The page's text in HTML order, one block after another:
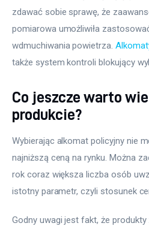
zdawać sobie sprawę, że
pomiarowa umożliwiła
wdmuchiwania powietrza.
także system kontroli blokujący
Co jeszcze warto
produkcie?
Wybierając alkomat policyjny nie
najniższą ceną na rynku. Można
rok coraz większa liczba osób
istotny parametr, czyli stosunek
Godny uwagi jest fakt, że